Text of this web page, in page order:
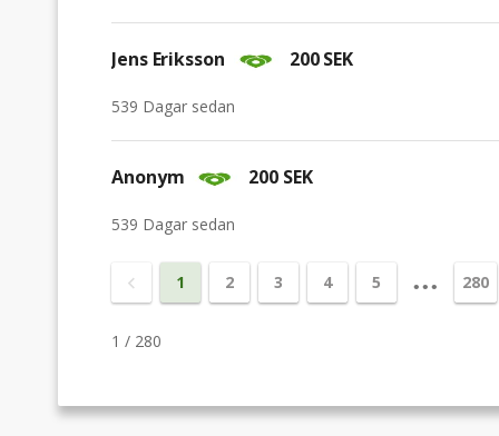
Jens Eriksson 200 SEK
539 Dagar sedan
Anonym 200 SEK
539 Dagar sedan
1 2 3 4 5 ••• 280
1 / 280